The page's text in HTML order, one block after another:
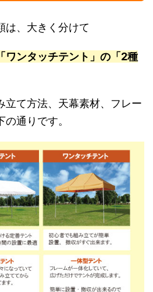
は、大きく分けて
ワンタッチテント」の 「2種
立て方法、天幕素材、フレー
通りです。